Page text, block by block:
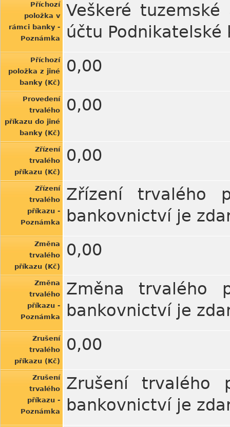
Příchozí
položka v
rámci banky -
Poznámka
Veškeré
účtu
Příchozí
položka z jiné
banky (Kč)
0,00
Provedení
trvalého
příkazu do jiné
banky (Kč)
0,00
Zřízení
trvalého
příkazu (Kč)
0,00
Zřízení
trvalého
příkazu -
Poznámka
Zřízení trvalého
bankovnictví je
Změna
trvalého
příkazu (Kč)
0,00
Změna
trvalého
příkazu -
Poznámka
Změna trvalého
bankovnictví je
Zrušení
trvalého
příkazu (Kč)
0,00
Zrušení
trvalého
příkazu -
Poznámka
Zrušení trvalého
bankovnictví je